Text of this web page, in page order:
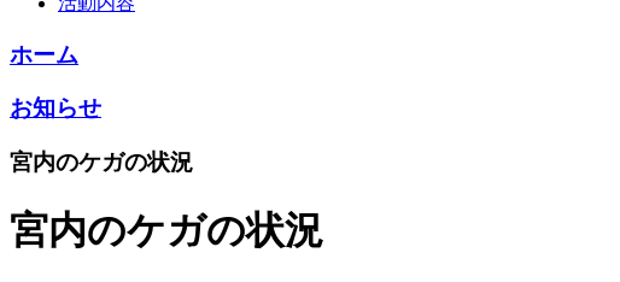
ホーム
お知らせ
宮内のケガの状況
宮内のケガの状況